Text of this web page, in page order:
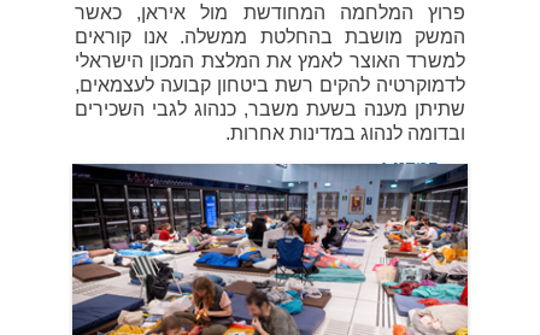
פרוץ המלחמה המחודשת מול איראן, כאשר
המשק מושבת בהחלטת ממשלה. אנו קוראים
למשרד האוצר לאמץ את המלצת המכון הישראלי
לדמוקרטיה להקים רשת ביטחון קבועה לעצמאים,
שתיתן מענה בשעת משבר, כנהוג לגבי השכירים
ובדומה לנהוג במדינות אחרות.
03 במרץ 2026